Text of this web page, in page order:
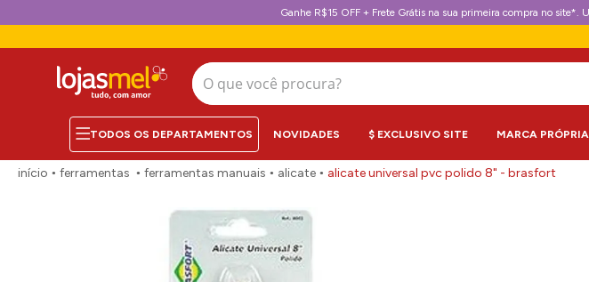
Ganhe R$15 OFF + Frete Grátis na sua primeira compra no site*.
O que você procura?
NOVIDADES $ EXCLUSIVO SITE MARCA PRÓPRIA
ferramentas ferramentas manuais alicate alicate universal pvc polido 8" - brasfort